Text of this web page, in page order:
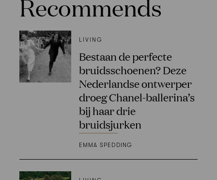
Recommends
LIVING
Bestaan de perfecte
bruidsschoenen? Deze
Nederlandse ontwerper
droeg Chanel-ballerina’s
bij haar drie
bruidsjurken
EMMA SPEDDING